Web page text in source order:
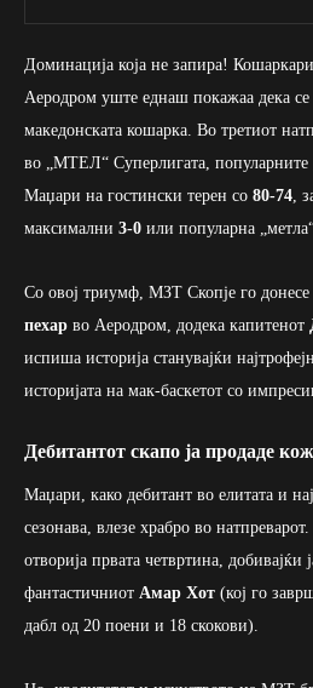
Доминација која не запира!
Аеродром уште еднаш покажаа дека се
македонската кошарка. Во третиот
во „МТЕЛ“ Суперлигата, популарните
Маџари на гостински терен со 80-74 ,
максимални 3-0 или популарна
Со овој триумф, МЗТ Скопје го донесе
пехар во Аеродром, додека капитенот
испиша историја станувајќи
историјата на мак-баскетот со
Дебитантот скапо ја продаде
Маџари, како дебитант во елитата и
сезонава, влезе храбро во
отворија првата четвртина,
фантастичниот Амар Хот (кој го
дабл од 20 поени и 18 скокови).